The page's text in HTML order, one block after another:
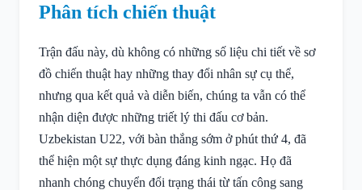
Phân tích chiến thuật
Trận đấu này, dù không có những số liệu chi tiết về sơ
đồ chiến thuật hay những thay đổi nhân sự cụ thể,
nhưng qua kết quả và diễn biến, chúng ta vẫn có thể
nhận diện được những triết lý thi đấu cơ bản.
Uzbekistan U22, với bàn thắng sớm ở phút thứ 4, đã
thể hiện một sự thực dụng đáng kinh ngạc. Họ đã
nhanh chóng chuyển đổi trạng thái từ tấn công sang